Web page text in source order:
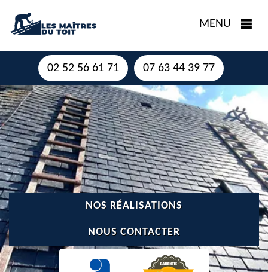
MENU
02 52 56 61 71 07 63 44 39 77
NOS RÉALISATIONS
NOUS CONTACTER